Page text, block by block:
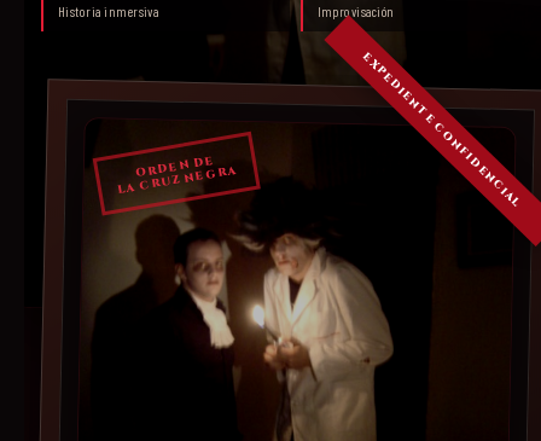
Historia inmersiva Improvisación
ORDEN DE
LA CRUZ NEGRA